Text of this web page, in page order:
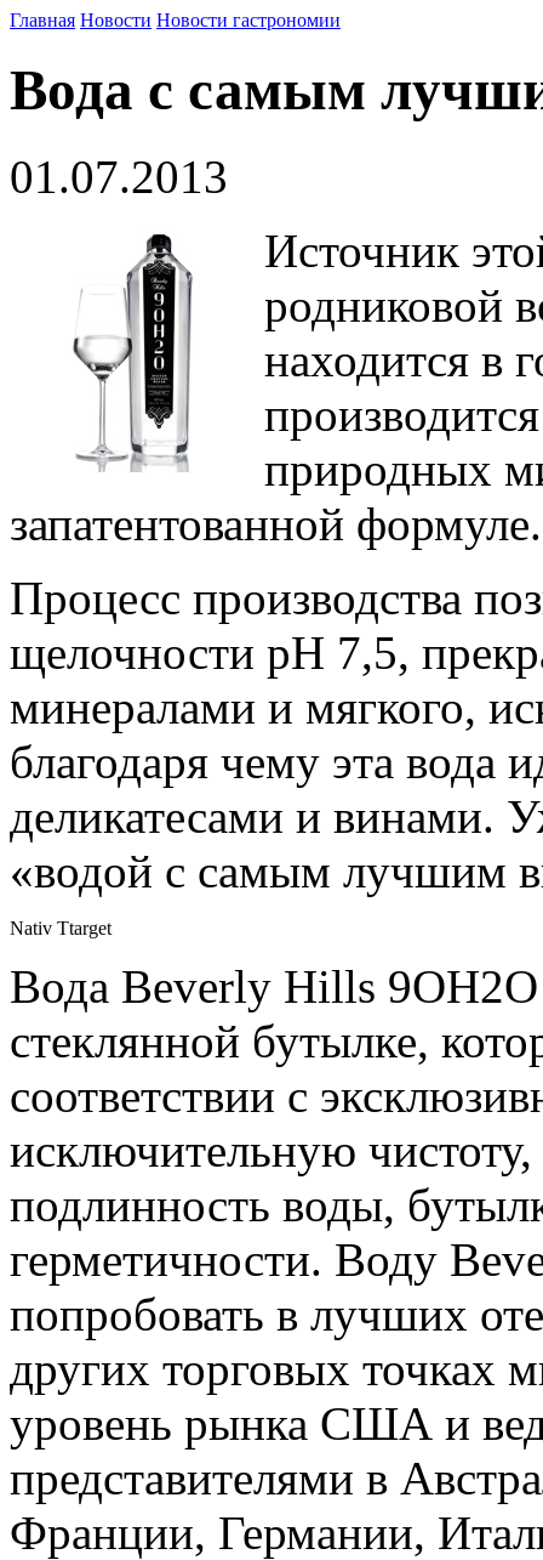
Главная Новости Новости гастрономии
Вода с самым
01.07.2013
Источник
родниковой
находится в
природных
запатентованной формуле.
Процесс производства
щелочности рН 7,5,
минералами и мягкого,
благодаря чему эта вода
деликатесами и винами.
«водой с самым лучшим
Nativ Ttarget
Вода Beverly Hills 9OH2O
стеклянной бутылке,
соответствии с
исключительную чистоту,
подлинность воды,
герметичности. Воду
попробовать в лучших
других торговых
уровень рынка США и
представителями в
Франции, Германии,